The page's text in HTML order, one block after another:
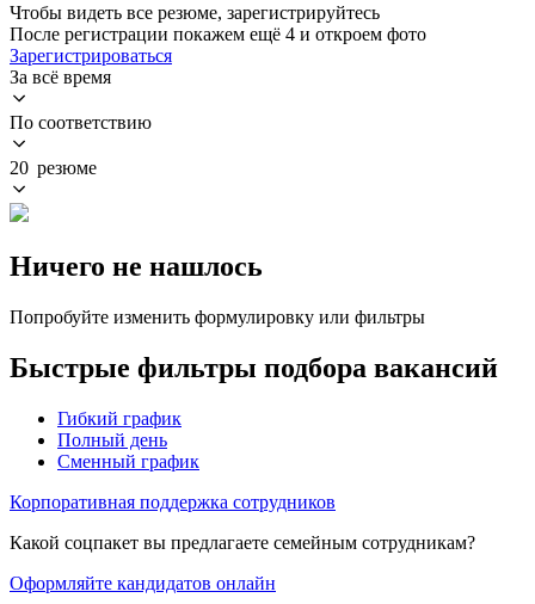
Чтобы видеть все резюме, зарегистрируйтесь
После регистрации покажем ещё 4 и откроем фото
Зарегистрироваться
За всё время
По соответствию
20 резюме
Ничего не нашлось
Попробуйте изменить формулировку или фильтры
Быстрые фильтры подбора вакансий
Гибкий график
Полный день
Сменный график
Корпоративная поддержка сотрудников
Какой соцпакет вы предлагаете семейным сотрудникам?
Оформляйте кандидатов онлайн